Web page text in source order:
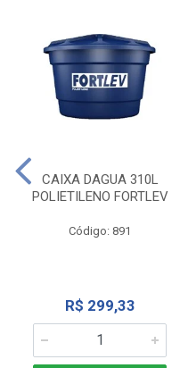
CAIXA DAGUA 310L
POLIETILENO FORTLEV
Código: 891
R$ 299,33